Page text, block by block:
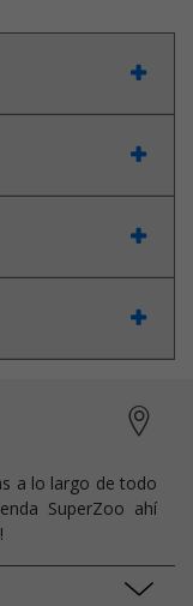
a lo largo de todo
SuperZoo ahí